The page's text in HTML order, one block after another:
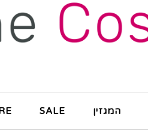
SALE המגזין